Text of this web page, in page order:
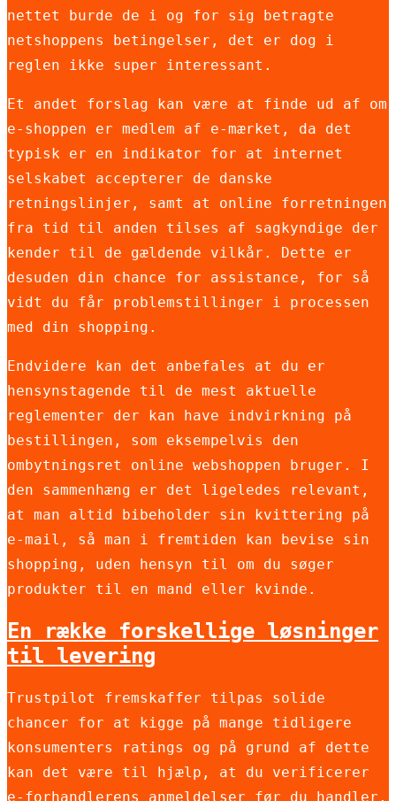
nettet burde de i og for sig betragte
netshoppens betingelser, det er dog i
reglen ikke super interessant.
Et andet forslag kan være at finde ud af om
e-shoppen er medlem af e-mærket, da det
typisk er en indikator for at internet
selskabet accepterer de danske
retningslinjer, samt at online forretningen
fra tid til anden tilses af sagkyndige der
kender til de gældende vilkår. Dette er
desuden din chance for assistance, for så
vidt du får problemstillinger i processen
med din shopping.
Endvidere kan det anbefales at du er
hensynstagende til de mest aktuelle
reglementer der kan have indvirkning på
bestillingen, som eksempelvis den
ombytningsret online webshoppen bruger. I
den sammenhæng er det ligeledes relevant,
at man altid bibeholder sin kvittering på
e-mail, så man i fremtiden kan bevise sin
shopping, uden hensyn til om du søger
produkter til en mand eller kvinde.
En række forskellige løsninger
til levering
Trustpilot fremskaffer tilpas solide
chancer for at kigge på mange tidligere
konsumenters ratings og på grund af dette
kan det være til hjælp, at du verificerer
e-forhandlerens anmeldelser før du handler.